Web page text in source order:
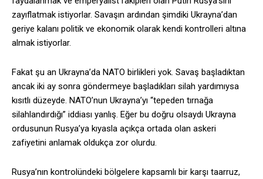
zayıflatmak istiyorlar. Savaşın ardından şimdiki Ukrayna’dan
geriye kalanı politik ve ekonomik olarak kendi kontrolleri altına
almak istiyorlar.
Fakat şu an Ukrayna’da NATO birlikleri yok. Savaş başladıktan
ancak iki ay sonra göndermeye başladıkları silah yardımıysa
kısıtlı düzeyde. NATO’nun Ukrayna’yı “tepeden tırnağa
silahlandırdığı” iddiası yanlış. Eğer bu doğru olsaydı Ukrayna
ordusunun Rusya’ya kıyasla açıkça ortada olan askeri
zafiyetini anlamak oldukça zor olurdu.
Rusya’nın kontrolündeki bölgelere kapsamlı bir karşı taarruz,